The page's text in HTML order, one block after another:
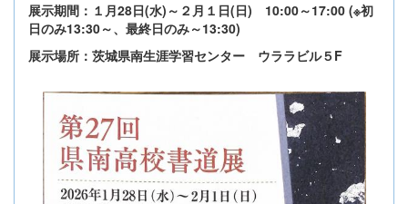
展示期間：１月28日(水)～２月１日(日) 10:00～17:00 (※初
日のみ13:30～、最終日のみ～13:30)
展示場所：茨城県南生涯学習センター ウララビル５F